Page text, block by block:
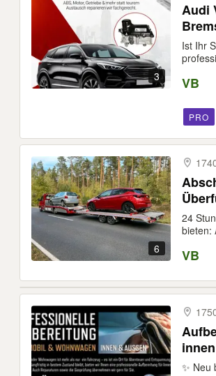
3
Audi
Ist Ihr
VB
PRO
6
24
bieten:
VB
✨ Neu